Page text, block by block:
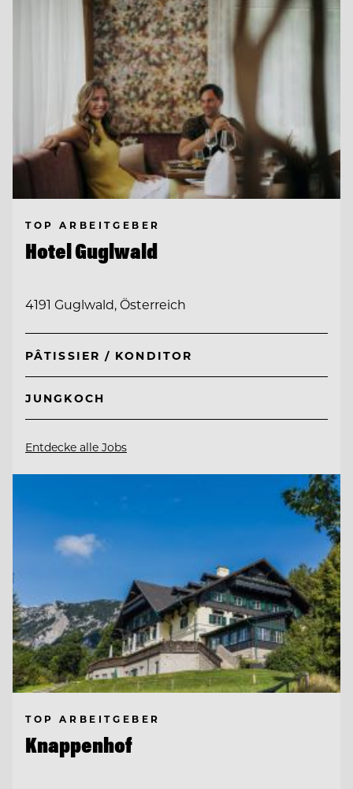
TOP ARBEITGEBER
Hotel Guglwald
4191 Guglwald, Österreich
PÂTISSIER / KONDITOR
JUNGKOCH
Entdecke alle Jobs
TOP ARBEITGEBER
Knappenhof